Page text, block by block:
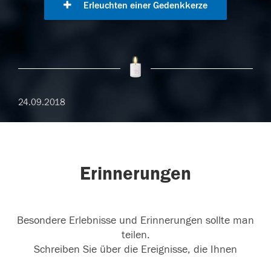
Erleuchten einer Gedenkkerze
24.09.2018
Erinnerungen
Besondere Erlebnisse und Erinnerungen sollte man
teilen.
Schreiben Sie über die Ereignisse, die Ihnen